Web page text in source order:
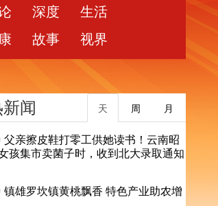
深度
生活
故事 视界
闻 月
周
天
父亲擦皮鞋打零工供她读书！云南昭
孩集市卖菌子时，收到北大录取通知
镇雄罗坎镇黄桃飘香 特色产业助农增